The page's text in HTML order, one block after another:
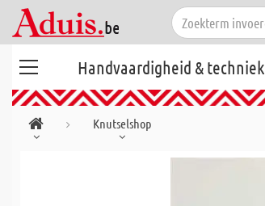
Handvaardigheid & techniek
Knutselshop